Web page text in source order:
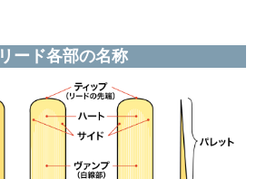
リード各部の名称